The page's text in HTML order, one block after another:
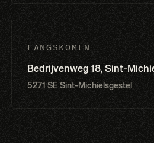
LANGSKOMEN
Bedrijvenweg 18, Sint-
5271 SE Sint-Michielsgestel